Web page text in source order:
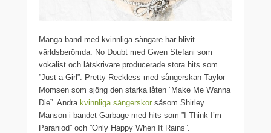
Många band med kvinnliga sångare har blivit
världsberömda. No Doubt med Gwen Stefani som
vokalist och låtskrivare producerade stora hits som
”Just a Girl”. Pretty Reckless med sångerskan Taylor
Momsen som sjöng den starka låten ”Make Me Wanna
Die”. Andra kvinnliga sångerskor såsom Shirley
Manson i bandet Garbage med hits som ”I Think I’m
Paraniod” och ”Only Happy When It Rains”.